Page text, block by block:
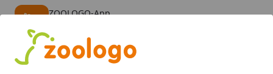
ZOOLOGO-App
Alle Produkte
Mein Konto